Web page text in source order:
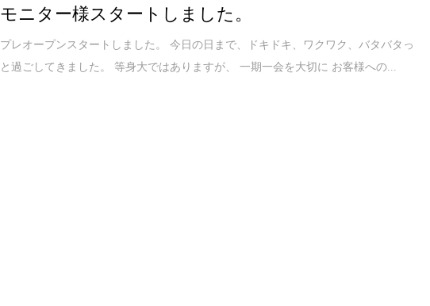
モニター様スタートしました。
プレオープンスタートしました。 今日の日まで、ドキドキ、ワクワク、バタバタっ
と過ごしてきました。 等身大ではありますが、 一期一会を大切に お客様への...